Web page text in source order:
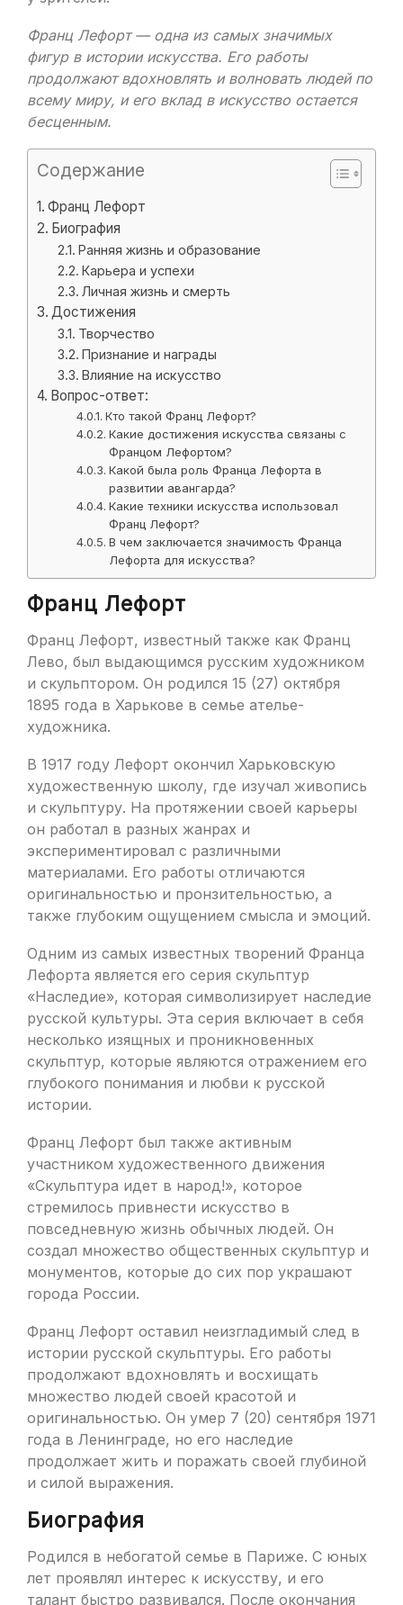
Франц Лефорт — одна из самых значимых
фигур в истории искусства. Его работы
продолжают вдохновлять и волновать людей по
всему миру, и его вклад в искусство остается
бесценным.
Содержание
Франц Лефорт
Биография
Ранняя жизнь и образование
Карьера и успехи
Личная жизнь и смерть
Достижения
Творчество
Признание и награды
Влияние на искусство
Вопрос-ответ:
Кто такой Франц Лефорт?
Какие достижения искусства связаны с
Францом Лефортом?
Какой была роль Франца Лефорта в
развитии авангарда?
Какие техники искусства использовал
Франц Лефорт?
В чем заключается значимость Франца
Лефорта для искусства?
Франц Лефорт
Франц Лефорт, известный также как Франц
Лево, был выдающимся русским художником
и скульптором. Он родился 15 (27) октября
1895 года в Харькове в семье ателье-
художника.
В 1917 году Лефорт окончил Харьковскую
художественную школу, где изучал живопись
и скульптуру. На протяжении своей карьеры
он работал в разных жанрах и
экспериментировал с различными
материалами. Его работы отличаются
оригинальностью и пронзительностью, а
также глубоким ощущением смысла и эмоций.
Одним из самых известных творений Франца
Лефорта является его серия скульптур
«Наследие», которая символизирует наследие
русской культуры. Эта серия включает в себя
несколько изящных и проникновенных
скульптур, которые являются отражением его
глубокого понимания и любви к русской
истории.
Франц Лефорт был также активным
участником художественного движения
«Скульптура идет в народ!», которое
стремилось привнести искусство в
повседневную жизнь обычных людей. Он
создал множество общественных скульптур и
монументов, которые до сих пор украшают
города России.
Франц Лефорт оставил неизгладимый след в
истории русской скульптуры. Его работы
продолжают вдохновлять и восхищать
множество людей своей красотой и
оригинальностью. Он умер 7 (20) сентября 1971
года в Ленинграде, но его наследие
продолжает жить и поражать своей глубиной
и силой выражения.
Биография
Родился в небогатой семье в Париже. С юных
лет проявлял интерес к искусству, и его
талант быстро развивался. После окончания